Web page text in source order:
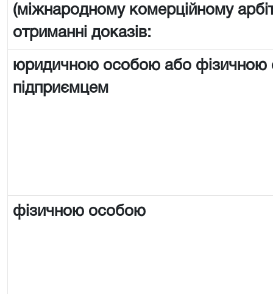
(міжнародному комерційному
отриманні доказів:
юридичною особою або
підприємцем
фізичною особою